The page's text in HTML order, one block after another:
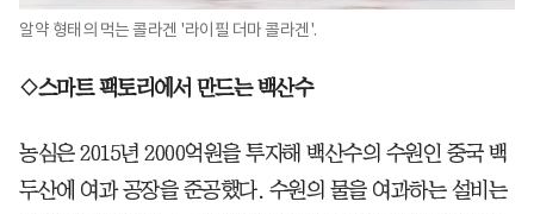
알약 형태의 먹는 콜라겐 '라이필 더마 콜라겐'.
◇스마트 팩토리에서 만드는 백산수
농심은 2015년 2000억원을 투자해 백산수의 수원인 중국 백
두산에 여과 공장을 준공했다. 수원의 물을 여과하는 설비는